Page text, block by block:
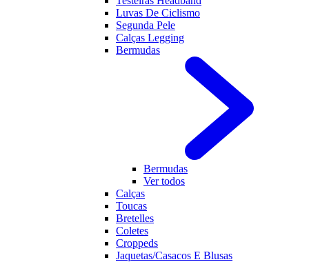
Luvas De Ciclismo
Segunda Pele
Calças Legging
Bermudas
Bermudas
Ver todos
Calças
Toucas
Bretelles
Coletes
Croppeds
Jaquetas/Casacos E Blusas